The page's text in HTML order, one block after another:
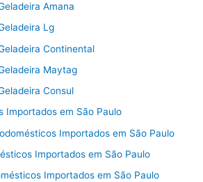
Amana
Lg
Continental
Maytag
Consul
Importados em São Paulo
Importados em São Paulo
Importados em São Paulo
Importados em São Paulo